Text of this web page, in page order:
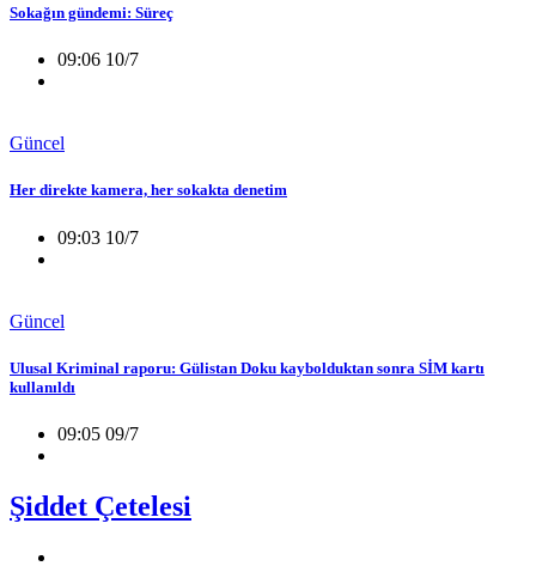
Sokağın gündemi: Süreç
09:06 10/7
Güncel
Her direkte kamera, her sokakta denetim
09:03 10/7
Güncel
Ulusal Kriminal raporu: Gülistan Doku kaybolduktan sonra SİM kartı
kullanıldı
09:05 09/7
Şiddet Çetelesi